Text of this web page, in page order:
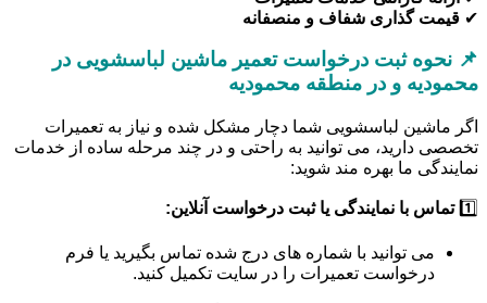
✔ قیمت گذاری شفاف و منصفانه
📌 نحوه ثبت درخواست تعمیر ماشین لباسشویی در
محمودیه و در منطقه محمودیه
اگر ماشین لباسشویی شما دچار مشکل شده و نیاز به تعمیرات
تخصصی دارید، می توانید به راحتی و در چند مرحله ساده از خدمات
نمایندگی ما بهره مند شوید:
1️⃣ تماس با نمایندگی یا ثبت درخواست آنلاین:
می توانید با شماره های درج شده تماس بگیرید یا فرم
درخواست تعمیرات را در سایت تکمیل کنید.